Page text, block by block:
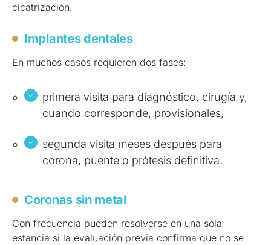
cicatrización.
Implantes dentales
En muchos casos requieren dos fases:
primera visita para diagnóstico, cirugía y,
cuando corresponde, provisionales,
segunda visita meses después para
corona, puente o prótesis definitiva.
Coronas sin metal
Con frecuencia pueden resolverse en una sola
estancia si la evaluación previa confirma que no se